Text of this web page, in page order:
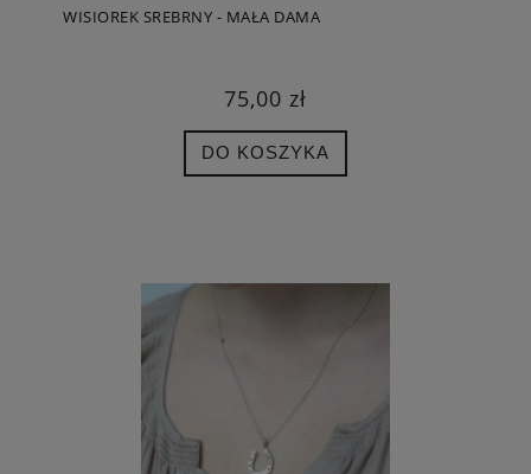
WISIOREK SREBRNY - MAŁA DAMA
75,00 zł
DO KOSZYKA